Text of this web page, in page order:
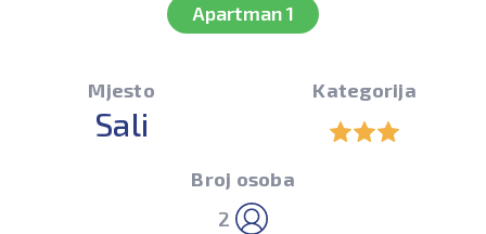
Apartman 1
Mjesto
Sali
Kategorija
Broj osoba
2